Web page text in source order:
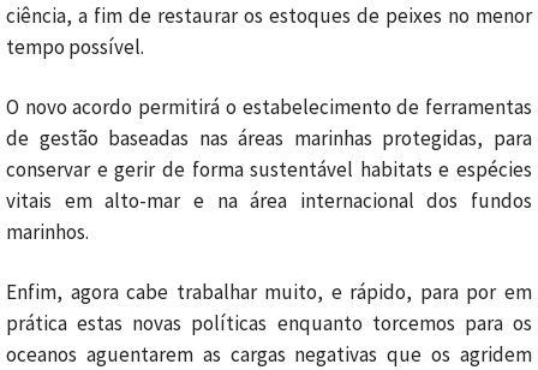
ciência, a fim de restaurar os estoques de peixes no menor
tempo possível.
O novo acordo permitirá o estabelecimento de ferramentas
de gestão baseadas nas áreas marinhas protegidas, para
conservar e gerir de forma sustentável habitats e espécies
vitais em alto-mar e na área internacional dos fundos
marinhos.
Enfim, agora cabe trabalhar muito, e rápido, para por em
prática estas novas políticas enquanto torcemos para os
oceanos aguentarem as cargas negativas que os agridem